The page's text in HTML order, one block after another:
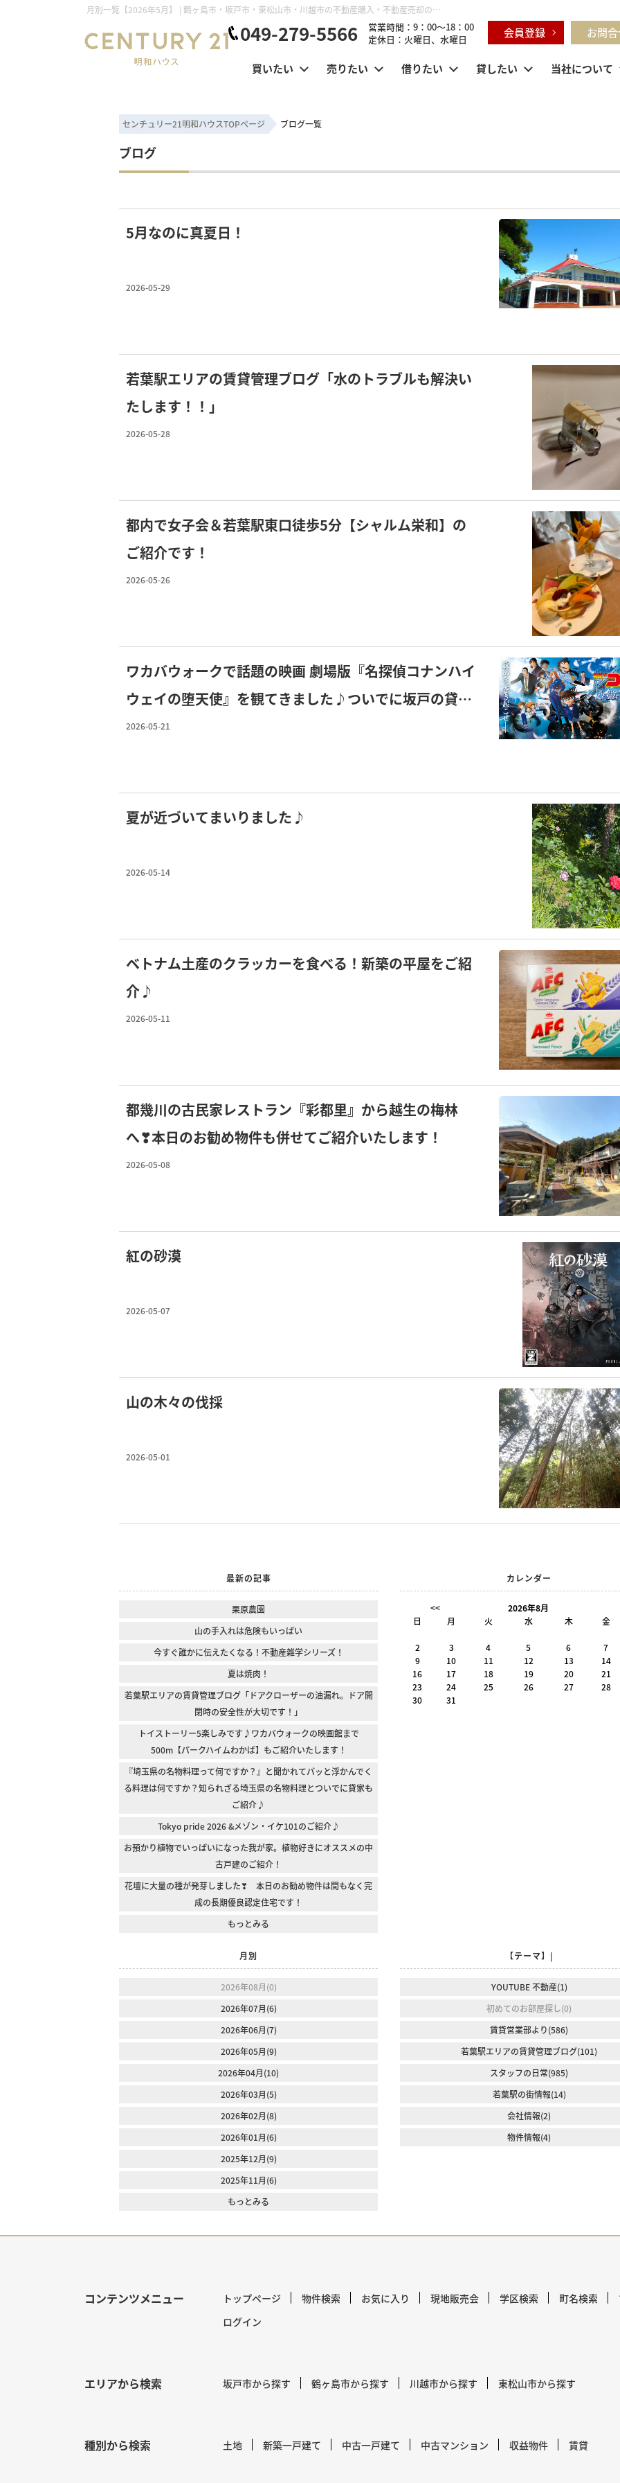
月別一覧【2026年5月】 | 鶴ヶ島市・坂戸市・東松山市・川越市の不動産購入・不動産売却のことならセンチュリー21明和ハウス
049-279-5566
営業時間：9：00～18：00
定休日：火曜日、水曜日
会員登録 お問
買いたい 売りたい 借りたい 貸したい 当社について
センチュリー21明和ハウスTOPページ ブログ一覧
ブログ
5月なのに真夏日！
2026-05-29
若葉駅エリアの賃貸管理ブログ「水のトラブルも解決い
たします！！」
2026-05-28
都内で女子会＆若葉駅東口徒歩5分【シャルム栄和】の
ご紹介です！
2026-05-26
ワカバウォークで話題の映画 劇場版『名探偵コナンハイ
ウェイの堕天使』を観てきました♪ついでに坂戸の貸家
もご紹介♪
2026-05-21
夏が近づいてまいりました♪
2026-05-14
ベトナム土産のクラッカーを食べる！新築の平屋をご紹
介♪
2026-05-11
都幾川の古民家レストラン『彩都里』から越生の梅林
へ❣本日のお勧め物件も併せてご紹介いたします！
2026-05-08
紅の砂漠
2026-05-07
山の木々の伐採
2026-05-01
最新の記事
栗原農園
山の手入れは危険もいっぱい
今すぐ誰かに伝えたくなる！不動産雑学シリーズ！
夏は焼肉！
若葉駅エリアの賃貸管理ブログ「ドアクローザーの油漏れ。ドア開
閉時の安全性が大切です！」
トイストーリー5楽しみです♪ワカバウォークの映画館まで
500m【パークハイムわかば】もご紹介いたします！
『埼玉県の名物料理って何ですか？』と聞かれてパッと浮かんでく
る料理は何ですか？知られざる埼玉県の名物料理とついでに貸家も
ご紹介♪
Tokyo pride 2026 &メゾン・イケ101のご紹介♪
お預かり植物でいっぱいになった我が家。植物好きにオススメの中
古戸建のご紹介！
花壇に大量の種が発芽しました❣ 本日のお勧め物件は間もなく完
成の長期優良認定住宅です！
もっとみる
カレンダー
<<
2026年8月
日
月 火 水 木 金
2 3 4 5 6
7
9
10 11 12 13
14
16
17 18 19 20
21
23
24 25 26 27
28
30
31
月別
2026年08月(0)
2026年07月(6)
2026年06月(7)
2026年05月(9)
2026年04月(10)
2026年03月(5)
2026年02月(8)
2026年01月(6)
2025年12月(9)
2025年11月(6)
もっとみる
【テーマ】|
YOUTUBE 不動産(1)
初めてのお部屋探し(0)
賃貸営業部より(586)
若葉駅エリアの賃貸管理ブログ(101)
スタッフの日常(985)
若葉駅の街情報(14)
会社情報(2)
物件情報(4)
コンテンツメニュー トップページ 物件検索 お気に入り 現地販売会 学区検索 町名検索
ログイン
エリアから検索 坂戸市から探す 鶴ヶ島市から探す 川越市から探す 東松山市から探す
種別から検索 土地 新築一戸建て 中古一戸建て 中古マンション 収益物件 賃貸